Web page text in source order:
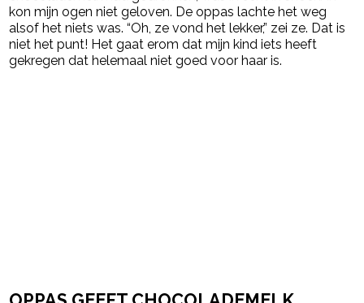
kon mijn ogen niet geloven. De oppas lachte het weg
alsof het niets was. “Oh, ze vond het lekker,” zei ze. Dat is
niet het punt! Het gaat erom dat mijn kind iets heeft
gekregen dat helemaal niet goed voor haar is.